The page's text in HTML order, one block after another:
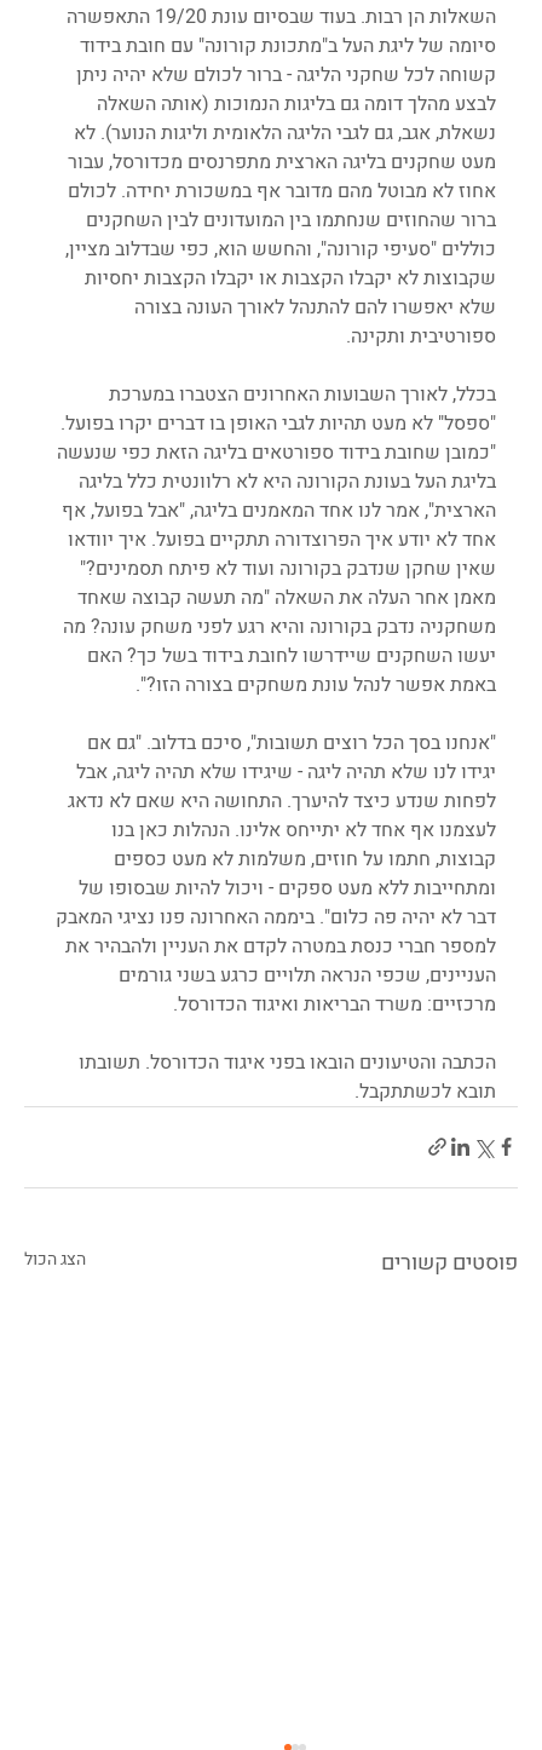
השאלות הן רבות. בעוד שבסיום עונת 19/20 התאפשרה
סיומה של ליגת העל ב"מתכונת קורונה" עם חובת בידוד
קשוחה לכל שחקני הליגה - ברור לכולם שלא יהיה ניתן
לבצע מהלך דומה גם בליגות הנמוכות (אותה השאלה
נשאלת, אגב, גם לגבי הליגה הלאומית וליגות הנוער). לא
מעט שחקנים בליגה הארצית מתפרנסים מכדורסל, עבור
אחוז לא מבוטל מהם מדובר אף במשכורת יחידה. לכולם
ברור שהחוזים שנחתמו בין המועדונים לבין השחקנים
כוללים "סעיפי קורונה", והחשש הוא, כפי שבדלוב מציין,
שקבוצות לא יקבלו הקצבות או יקבלו הקצבות יחסיות
שלא יאפשרו להם להתנהל לאורך העונה בצורה
ספורטיבית ותקינה.
בכלל, לאורך השבועות האחרונים הצטברו במערכת
"ספסל" לא מעט תהיות לגבי האופן בו דברים יקרו בפועל.
"כמובן שחובת בידוד ספורטאים בליגה הזאת כפי שנעשה
בליגת העל בעונת הקורונה היא לא רלוונטית כלל בליגה
הארצית", אמר לנו אחד המאמנים בליגה, "אבל בפועל, אף
אחד לא יודע איך הפרוצדורה תתקיים בפועל. איך יוודאו
שאין שחקן שנדבק בקורונה ועוד לא פיתח תסמינים?"
מאמן אחר העלה את השאלה "מה תעשה קבוצה שאחד
משחקניה נדבק בקורונה והיא רגע לפני משחק עונה? מה
יעשו השחקנים שיידרשו לחובת בידוד בשל כך? האם
באמת אפשר לנהל עונת משחקים בצורה הזו?".
"אנחנו בסך הכל רוצים תשובות", סיכם בדלוב. "גם אם
יגידו לנו שלא תהיה ליגה - שיגידו שלא תהיה ליגה, אבל
לפחות שנדע כיצד להיערך. התחושה היא שאם לא נדאג
לעצמנו אף אחד לא יתייחס אלינו. הנהלות כאן בנו
קבוצות, חתמו על חוזים, משלמות לא מעט כספים
ומתחייבות ללא מעט ספקים - ויכול להיות שבסופו של
דבר לא יהיה פה כלום". ביממה האחרונה פנו נציגי המאבק
למספר חברי כנסת במטרה לקדם את העניין ולהבהיר את
העניינים, שכפי הנראה תלויים כרגע בשני גורמים
מרכזיים: משרד הבריאות ואיגוד הכדורסל.
הכתבה והטיעונים הובאו בפני איגוד הכדורסל. תשובתו
תובא לכשתתקבל.
פוסטים קשורים הצג הכול